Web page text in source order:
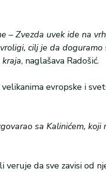
– Zvezda uvek ide na
cilj je da
, naglašava Radošić.
evropske i
sa Kalinićem,
da sve zavisi od